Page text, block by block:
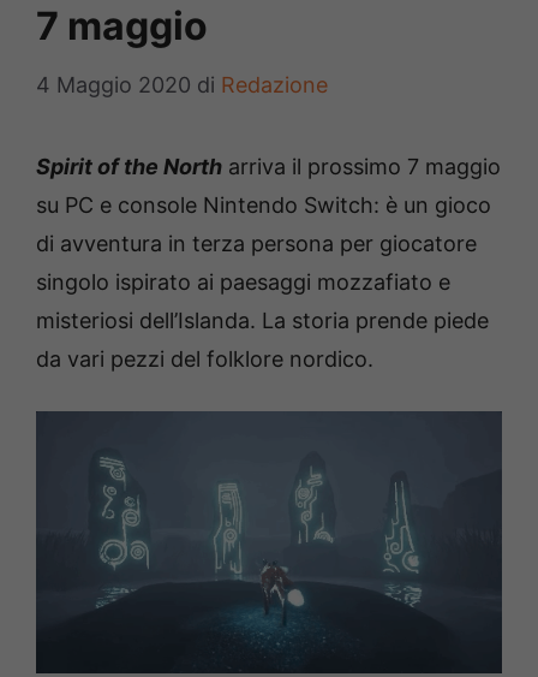
7 maggio
4 Maggio 2020 di Redazione
Spirit of the North arriva il prossimo 7 maggio
su PC e console Nintendo Switch: è un gioco
di avventura in terza persona per giocatore
singolo ispirato ai paesaggi mozzafiato e
misteriosi dell’Islanda. La storia prende piede
da vari pezzi del folklore nordico.